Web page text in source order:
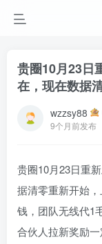
贵圈10月23日
在，现在数据
wzzsy88
9个月前发布
贵圈10月23日重
据清零重新开始
钱，团队无线代1
合伙人拉新奖励